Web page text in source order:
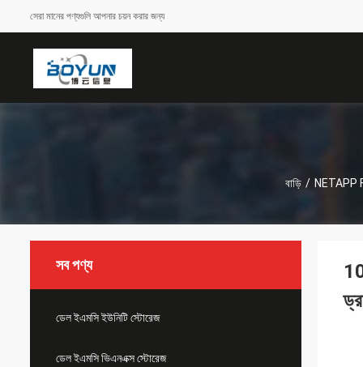
সেরা মানের পণ্যগুলি আপনার চয়ন করার জন্য
বাড়ি / NETAPP
সব পণ্য
ডেল ইএমসি ইউনিটি স্টোরেজ
ডেল ইএমসি ভিএনএক্স স্টোরেজ